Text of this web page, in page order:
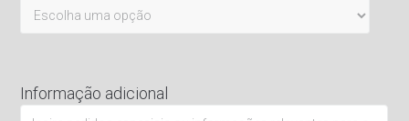
Informação adicional